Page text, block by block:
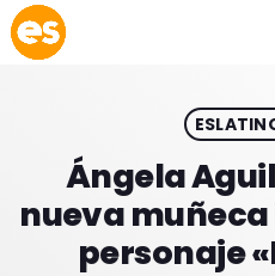
EMISIÓN LA PAZ
play_arrow EMISIÓN
Ángela
nueva
personaje